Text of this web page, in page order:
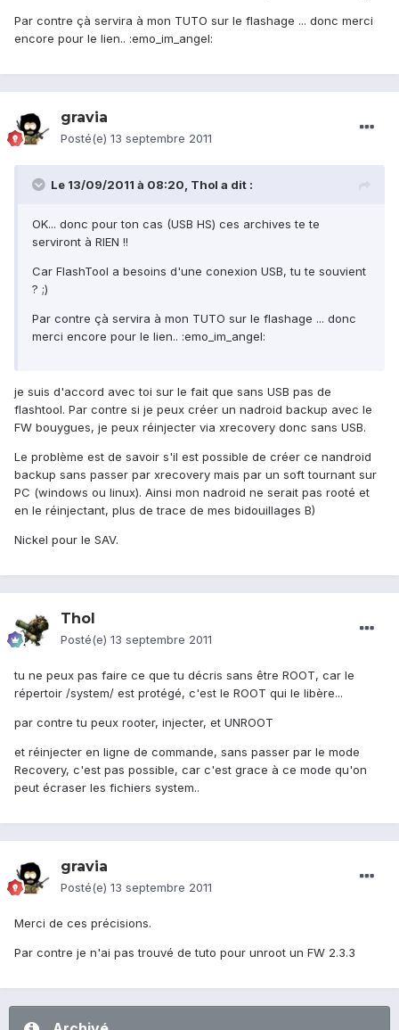
Par contre çà servira à mon TUTO sur le flashage ... donc merci
encore pour le lien.. :emo_im_angel:
gravia
Posté(e) 13 septembre 2011
Le 13/09/2011 à 08:20, Thol a dit :
OK... donc pour ton cas (USB HS) ces archives te te
serviront à RIEN !!
Car FlashTool a besoins d'une conexion USB, tu te souvient
? ;)
Par contre çà servira à mon TUTO sur le flashage ... donc
merci encore pour le lien.. :emo_im_angel:
je suis d'accord avec toi sur le fait que sans USB pas de
flashtool. Par contre si je peux créer un nadroid backup avec le
FW bouygues, je peux réinjecter via xrecovery donc sans USB.
Le problème est de savoir s'il est possible de créer ce nandroid
backup sans passer par xrecovery mais par un soft tournant sur
PC (windows ou linux). Ainsi mon nadroid ne serait pas rooté et
en le réinjectant, plus de trace de mes bidouillages B)
Nickel pour le SAV.
Thol
Posté(e) 13 septembre 2011
tu ne peux pas faire ce que tu décris sans être ROOT, car le
répertoir /system/ est protégé, c'est le ROOT qui le libère...
par contre tu peux rooter, injecter, et UNROOT
et réinjecter en ligne de commande, sans passer par le mode
Recovery, c'est pas possible, car c'est grace à ce mode qu'on
peut écraser les fichiers system..
gravia
Posté(e) 13 septembre 2011
Merci de ces précisions.
Par contre je n'ai pas trouvé de tuto pour unroot un FW 2.3.3